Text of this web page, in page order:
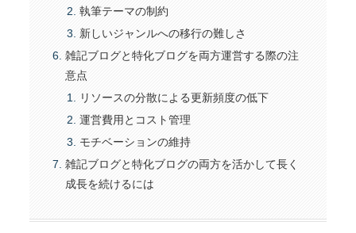
執筆テーマの制約
新しいジャンルへの移行の難しさ
雑記ブログと特化ブログを両方運営する際の注
意点
リソースの分散による更新頻度の低下
運営費用とコスト管理
モチベーションの維持
雑記ブログと特化ブログの両方を活かして長く
成長を続けるには